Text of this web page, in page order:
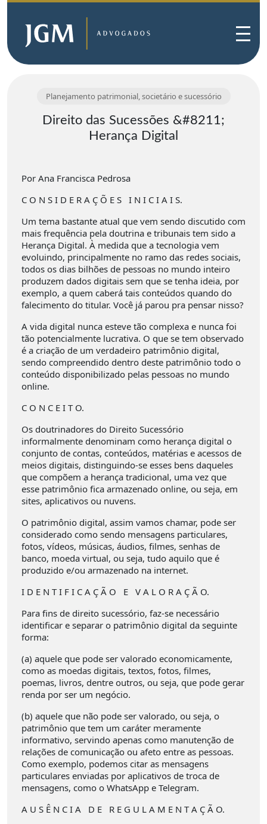
Planejamento patrimonial, societário e sucessório
Direito das Sucessões &#8211;
Herança Digital
Por Ana Francisca Pedrosa
C O N S I D E R A Ç Õ E S I N I C I A I S.
Um tema bastante atual que vem sendo discutido com
mais frequência pela doutrina e tribunais tem sido a
Herança Digital. À medida que a tecnologia vem
evoluindo, principalmente no ramo das redes sociais,
todos os dias bilhões de pessoas no mundo inteiro
produzem dados digitais sem que se tenha ideia, por
exemplo, a quem caberá tais conteúdos quando do
falecimento do titular. Você já parou pra pensar nisso?
A vida digital nunca esteve tão complexa e nunca foi
tão potencialmente lucrativa. O que se tem observado
é a criação de um verdadeiro patrimônio digital,
sendo compreendido dentro deste patrimônio todo o
conteúdo disponibilizado pelas pessoas no mundo
online.
C O N C E I T O.
Os doutrinadores do Direito Sucessório
informalmente denominam como herança digital o
conjunto de contas, conteúdos, matérias e acessos de
meios digitais, distinguindo-se esses bens daqueles
que compõem a herança tradicional, uma vez que
esse patrimônio fica armazenado online, ou seja, em
sites, aplicativos ou nuvens.
O patrimônio digital, assim vamos chamar, pode ser
considerado como sendo mensagens particulares,
fotos, vídeos, músicas, áudios, filmes, senhas de
banco, moeda virtual, ou seja, tudo aquilo que é
produzido e/ou armazenado na internet.
I D E N T I F I C A Ç Ã O E V A L O R A Ç Ã O.
Para fins de direito sucessório, faz-se necessário
identificar e separar o patrimônio digital da seguinte
forma:
(a) aquele que pode ser valorado economicamente,
como as moedas digitais, textos, fotos, filmes,
poemas, livros, dentre outros, ou seja, que pode gerar
renda por ser um negócio.
(b) aquele que não pode ser valorado, ou seja, o
patrimônio que tem um caráter meramente
informativo, servindo apenas como manutenção de
relações de comunicação ou afeto entre as pessoas.
Como exemplo, podemos citar as mensagens
particulares enviadas por aplicativos de troca de
mensagens, como o WhatsApp e Telegram.
A U S Ê N C I A D E R E G U L A M E N T A Ç Ã O.